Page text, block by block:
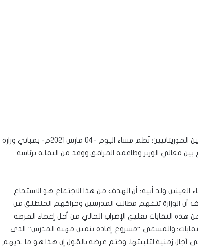
استجابة للدعوة التي تلقتها النقابة الحرة للمعلمين الموريتانيين؛ نُظم مساء اليوم -04 مارس 2021م- بمباني وزارة
معالي الوزير وطاقمه المرافق ووفد من النقابة برئاسة
العينين ولد أييه؛ أن الهدف من هذا الاجتماع هو الاستماع
أن الوزارة تتفهم مطالب المدرسين وحراكهم المنطلق من
هذه النقابات تعليق الإضراب الحالي من أجل إعطاء الفرصة
والمسمى “مشروع إعادة تثمين مهنة المدرس” الذي
آجال زمنية لتلبيتها، وختم عرضه بالقول إن هذا هو ما لديهم